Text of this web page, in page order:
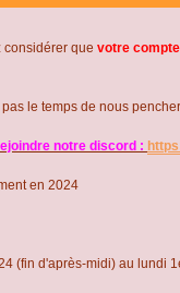
considérer que votre
le temps de nous
notre discord :
en 2024
(fin d'après-midi) au lundi